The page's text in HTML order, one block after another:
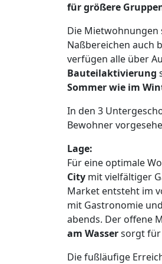
für größere
Die Mietwohnungen
Naßbereichen auch
verfügen alle über
Bauteilaktivierung
Sommer wie im
In den 3
Bewohner
Lage:
Für eine optimale
City mit vielfältiger
Market entsteht im
mit Gastronomie
abends. Der offene
am Wassersorgt für
Die fußläufige